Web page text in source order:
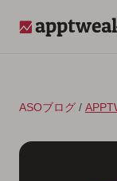
ASOブログ /